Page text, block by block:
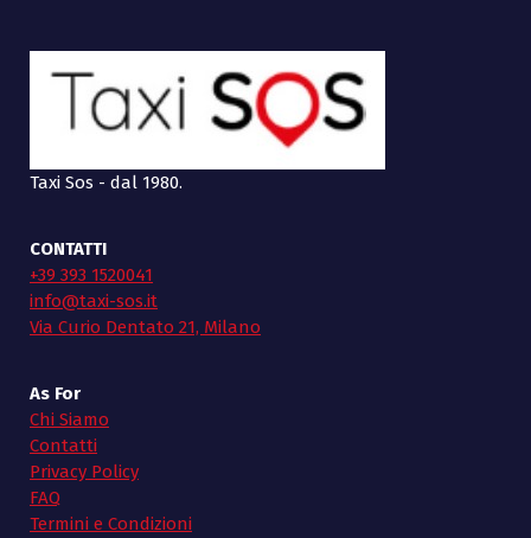
Taxi Sos - dal 1980.
CONTATTI
+39 393 1520041
info@taxi-sos.it
Via Curio Dentato 21, Milano
As For
Chi Siamo
Contatti
Privacy Policy
FAQ
Termini e Condizioni